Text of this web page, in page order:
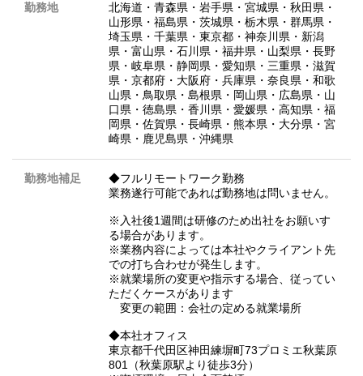
勤務地 北海道 ・ 青森県 ・ 岩手県 ・ 宮城県 ・ 秋田県 ・
山形県 ・ 福島県 ・ 茨城県 ・ 栃木県 ・ 群馬県 ・
埼玉県 ・ 千葉県 ・ 東京都 ・ 神奈川県 ・ 新潟
県 ・ 富山県 ・ 石川県 ・ 福井県 ・ 山梨県 ・ 長野
県 ・ 岐阜県 ・ 静岡県 ・ 愛知県 ・ 三重県 ・ 滋賀
県 ・ 京都府 ・ 大阪府 ・ 兵庫県 ・ 奈良県 ・ 和歌
山県 ・ 鳥取県 ・ 島根県 ・ 岡山県 ・ 広島県 ・ 山
口県 ・ 徳島県 ・ 香川県 ・ 愛媛県 ・ 高知県 ・ 福
岡県 ・ 佐賀県 ・ 長崎県 ・ 熊本県 ・ 大分県 ・ 宮
崎県 ・ 鹿児島県 ・ 沖縄県
勤務地補足
◆フルリモートワーク勤務
業務遂行可能であれば勤務地は問いません。
※入社後1週間は研修のため出社をお願いす
る場合があります。
※業務内容によっては本社やクライアント先
での打ち合わせが発生します。
※就業場所の変更や指示する場合、従ってい
ただくケースがあります
​ 変更の範囲：会社の定める就業場所
◆​本社オフィス
東京都千代田区神田練塀町73プロミエ秋葉原
801（秋葉原駅より徒歩3分）